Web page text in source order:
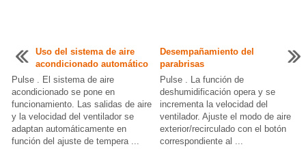
Uso del sistema de aire
acondicionado automático
Pulse . El sistema de aire
acondicionado se pone en
funcionamiento. Las salidas de aire
y la velocidad del ventilador se
adaptan automáticamente en
función del ajuste de tempera ...
Desempañamiento del
parabrisas
Pulse . La función de
deshumidificación opera y se
incrementa la velocidad del
ventilador. Ajuste el modo de aire
exterior/recirculado con el botón
correspondiente al ...